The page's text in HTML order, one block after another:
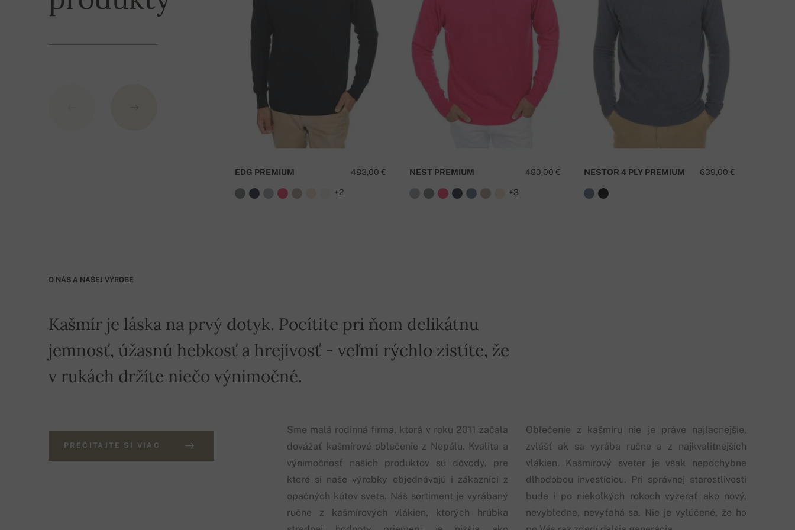
NAPÍŠTE NÁM
483,00 €
EDG PREMIUM
+2
480,00 €
NEST PREMIUM
+3
639,00 €
NESTOR 4 PLY PREMIUM
O NÁS A NAŠEJ VÝROBE
Kašmír je láska na prvý dotyk. Pocítite pri ňom delikátnu
jemnosť, úžasnú hebkosť a hrejivosť - veľmi rýchlo zistíte, že
v rukách držíte niečo výnimočné.
Sme malá rodinná firma, ktorá v roku 2011 začala
dovážať kašmírové oblečenie z Nepálu. Kvalita a
výnimočnosť našich produktov sú dôvody, pre
ktoré si naše výrobky objednávajú i zákazníci z
opačných kútov sveta. Náš sortiment je vyrábaný
ručne z kašmírových vlákien, ktorých hrúbka
Oblečenie z kašmíru nie je práve najlacnejšie,
zvlášť ak sa vyrába ručne a z najkvalitnejších
vlákien. Kašmírový sveter je však nepochybne
dlhodobou investíciou. Pri správnej starostlivosti
bude i po niekoľkých rokoch vyzerať ako nový,
nevybledne, nevyťahá sa. Nie je vylúčené, že ho
PREČITAJTE SI VIAC